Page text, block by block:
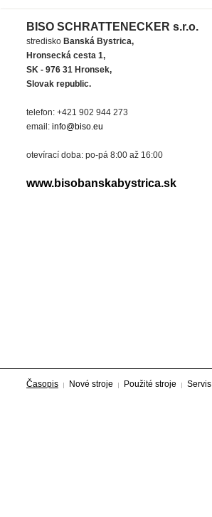
BISO SCHRATTENECKER s.r.o.
stredisko Banská Bystrica,
Hronsecká cesta 1,
SK - 976 31 Hronsek,
Slovak republic.
telefon: +421 902 944 273
email: info@biso.eu
otevírací doba: po-pá 8:00 až 16:00
www.bisobanskabystrica.sk
Časopis Nové stroje Použité stroje Servis